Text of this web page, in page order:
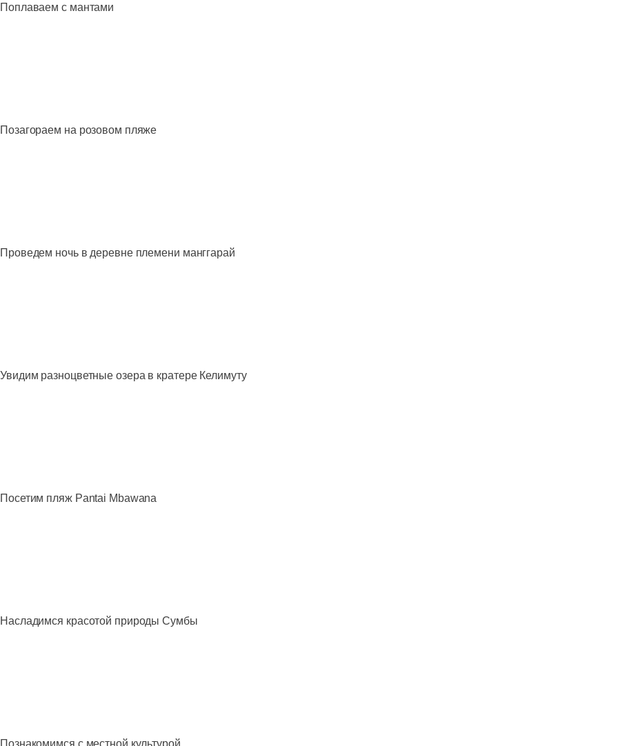
Поплаваем с мантами
Позагораем на розовом пляже
Проведем ночь в деревне племени манггарай
Увидим разноцветные озера в кратере Келимуту
Посетим пляж Pantai Mbawana
Насладимся красотой природы Сумбы
Познакомимся с местной культурой